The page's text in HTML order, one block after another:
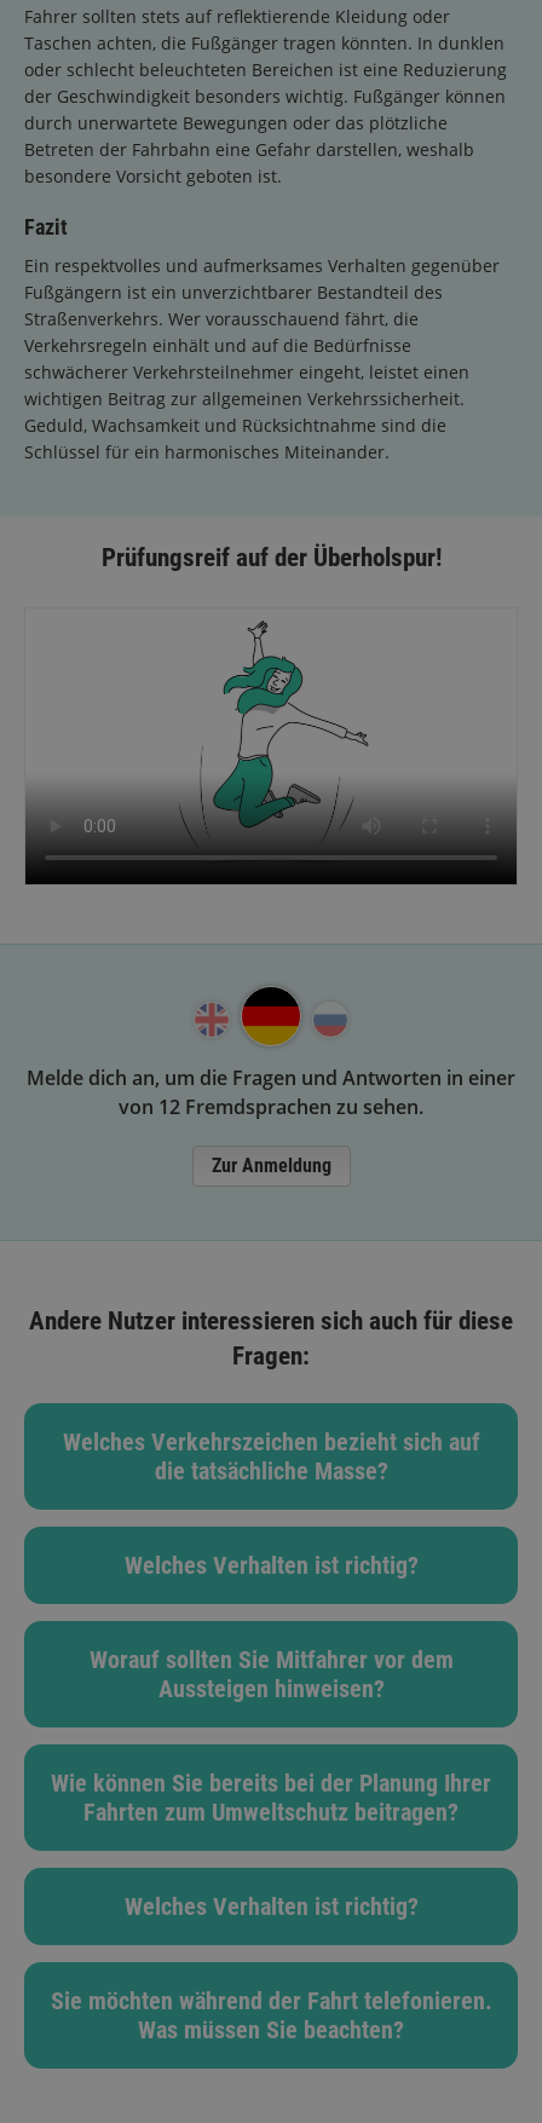
Fahrer sollten stets auf reflektierende Kleidung oder
Taschen achten, die Fußgänger tragen könnten. In dunklen
oder schlecht beleuchteten Bereichen ist eine Reduzierung
der Geschwindigkeit besonders wichtig. Fußgänger können
durch unerwartete Bewegungen oder das plötzliche
Betreten der Fahrbahn eine Gefahr darstellen, weshalb
besondere Vorsicht geboten ist.
Fazit
Ein respektvolles und aufmerksames Verhalten gegenüber
Fußgängern ist ein unverzichtbarer Bestandteil des
Straßenverkehrs. Wer vorausschauend fährt, die
Verkehrsregeln einhält und auf die Bedürfnisse
schwächerer Verkehrsteilnehmer eingeht, leistet einen
wichtigen Beitrag zur allgemeinen Verkehrssicherheit.
Geduld, Wachsamkeit und Rücksichtnahme sind die
Schlüssel für ein harmonisches Miteinander.
Prüfungsreif auf der Überholspur!
Melde dich an, um die Fragen und Antworten in einer
von 12 Fremdsprachen zu sehen.
Zur Anmeldung
Andere Nutzer interessieren sich auch für diese
Fragen:
Welches Verkehrszeichen bezieht sich auf
die tatsächliche Masse?
Welches Verhalten ist richtig?
Worauf sollten Sie Mitfahrer vor dem
Aussteigen hinweisen?
Wie können Sie bereits bei der Planung Ihrer
Fahrten zum Umweltschutz beitragen?
Welches Verhalten ist richtig?
Sie möchten während der Fahrt telefonieren.
Was müssen Sie beachten?